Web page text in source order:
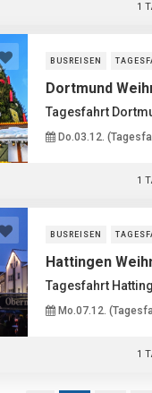
1
BUSREISEN
Dortmund
Tagesfahrt
Do.03.12.
1
BUSREISEN
Hattingen
Tagesfahrt
Mo.07.12.
1